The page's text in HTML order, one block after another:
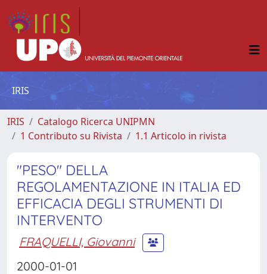
IRIS
IRIS
Catalogo Ricerca UNIPMN
1 Contributo su Rivista
1.1 Articolo in rivista
"PESO" DELLA
REGOLAMENTAZIONE IN ITALIA ED
EFFICACIA DEGLI STRUMENTI DI
INTERVENTO
FRAQUELLI, Giovanni
2000-01-01